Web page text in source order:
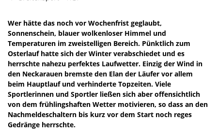
Wer hätte das noch vor Wochenfrist geglaubt,
Sonnenschein, blauer wolkenloser Himmel und
Temperaturen im zweistelligen Bereich. Pünktlich zum
Osterlauf hatte sich der Winter verabschiedet und es
herrschte nahezu perfektes Laufwetter. Einzig der Wind in
den Neckarauen bremste den Elan der Läufer vor allem
beim Hauptlauf und verhinderte Topzeiten. Viele
Sportlerinnen und Sportler ließen sich aber offensichtlich
von dem frühlingshaften Wetter motivieren, so dass an den
Nachmeldeschaltern bis kurz vor dem Start noch reges
Gedränge herrschte.